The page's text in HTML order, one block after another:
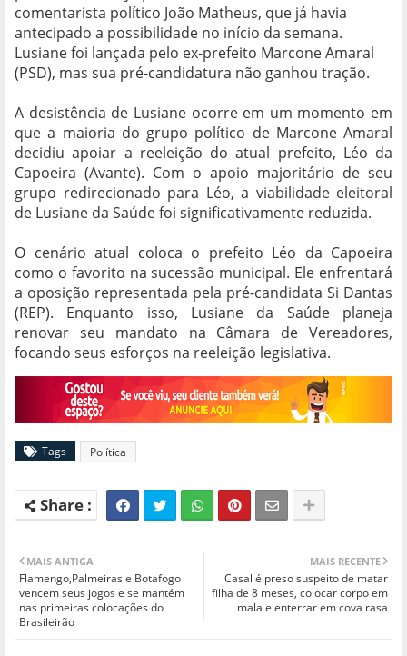
comentarista político João Matheus, que já havia
antecipado a possibilidade no início da semana.
Lusiane foi lançada pelo ex-prefeito Marcone Amaral
(PSD), mas sua pré-candidatura não ganhou tração.
A desistência de Lusiane ocorre em um momento em
que a maioria do grupo político de Marcone Amaral
decidiu apoiar a reeleição do atual prefeito, Léo da
Capoeira (Avante). Com o apoio majoritário de seu
grupo redirecionado para Léo, a viabilidade eleitoral
de Lusiane da Saúde foi significativamente reduzida.
O cenário atual coloca o prefeito Léo da Capoeira
como o favorito na sucessão municipal. Ele enfrentará
a oposição representada pela pré-candidata Si Dantas
(REP). Enquanto isso, Lusiane da Saúde planeja
renovar seu mandato na Câmara de Vereadores,
focando seus esforços na reeleição legislativa.
Tags Política
MAIS RECENTE
Casal é preso suspeito de matar
filha de 8 meses, colocar corpo em
mala e enterrar em cova rasa
MAIS ANTIGA
Flamengo,Palmeiras e Botafogo
vencem seus jogos e se mantém
nas primeiras colocações do
Brasileirão